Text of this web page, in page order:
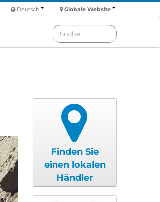
Globale Website
Deutsch
Finden Sie
einen lokalen
Händler